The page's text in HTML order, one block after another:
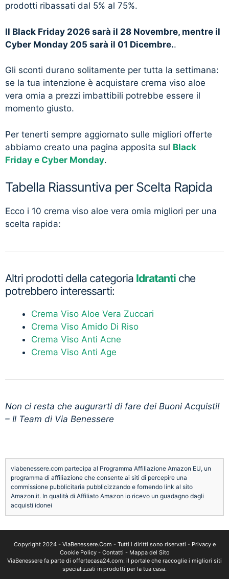
prodotti ribassati dal 5% al 75%.
Il Black Friday 2026 sarà il 28 Novembre, mentre il
Cyber Monday 205 sarà il 01 Dicembre..
Gli sconti durano solitamente per tutta la settimana:
se la tua intenzione è acquistare crema viso aloe
vera omia a prezzi imbattibili potrebbe essere il
momento giusto.
Per tenerti sempre aggiornato sulle migliori offerte
abbiamo creato una pagina apposita sul Black
Friday e Cyber Monday.
Tabella Riassuntiva per Scelta Rapida
Ecco i 10 crema viso aloe vera omia migliori per una
scelta rapida:
Altri prodotti della categoria Idratanti che
potrebbero interessarti:
Crema Viso Aloe Vera Zuccari
Crema Viso Amido Di Riso
Crema Viso Anti Acne
Crema Viso Anti Age
Non ci resta che augurarti di fare dei Buoni Acquisti!
– Il Team di Via Benessere
viabenessere.com partecipa al Programma Affiliazione Amazon EU, un
programma di affiliazione che consente ai siti di percepire una
commissione pubblicitaria pubblicizzando e fornendo link al sito
Amazon.it. In qualità di Affiliato Amazon io ricevo un guadagno dagli
acquisti idonei
Copyright 2024 - ViaBenessere.Com - Tutti i diritti sono riservati - Privacy e
Cookie Policy- Contatti - Mappa del Sito
ViaBenessere fa parte di offertecasa24.com: il portale che raccoglie i migliori siti
specializzati in prodotti per la tua casa.